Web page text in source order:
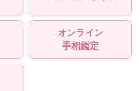
オンライン
手相鑑定